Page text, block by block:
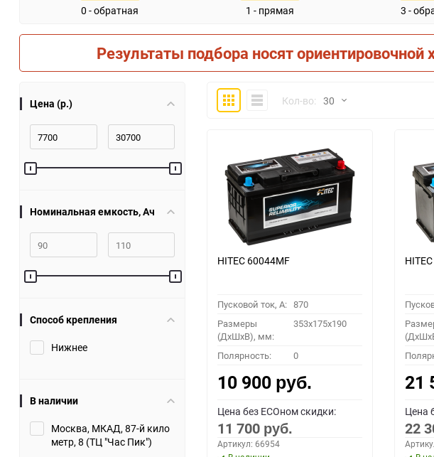
0 - обратная 1 - прямая 3 -
Результаты подбора носят
Цена (р.)
Номинальная емкость, Ач
Способ крепления
Нижнее
В наличии
Москва, МКАД, 87-й кило
метр, 8 (ТЦ "Час Пик")
ПлиткаКомпактноКол-во: 30
60
90
150
HITEC 60044MF
Пусковой ток, A: 870
Размеры
(ДхШхВ), мм:
353x175x190
Полярность: 0
10 900 руб.
Цена без ECOном скидки:
11 700 руб.
Артикул: 66954
21
Цена
22